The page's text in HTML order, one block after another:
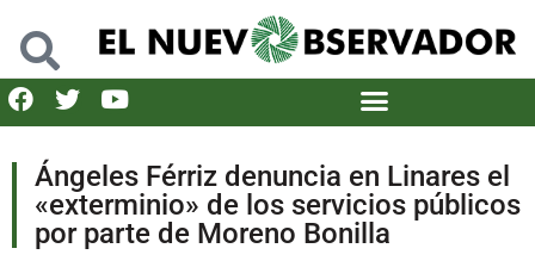
Ángeles Férriz denuncia en Linares el
«exterminio» de los servicios públicos
por parte de Moreno Bonilla